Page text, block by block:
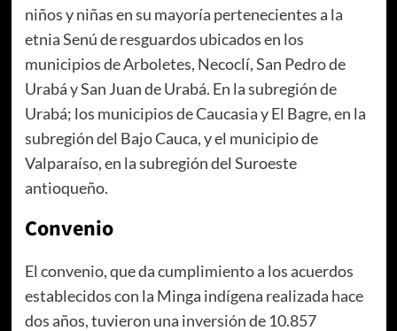
niños y niñas en su mayoría pertenecientes a la
etnia Senú de resguardos ubicados en los
municipios de Arboletes, Necoclí, San Pedro de
Urabá y San Juan de Urabá. En la subregión de
Urabá; los municipios de Caucasia y El Bagre, en la
subregión del Bajo Cauca, y el municipio de
Valparaíso, en la subregión del Suroeste
antioqueño.
Convenio
El convenio, que da cumplimiento a los acuerdos
establecidos con la Minga indígena realizada hace
dos años, tuvieron una inversión de 10.857